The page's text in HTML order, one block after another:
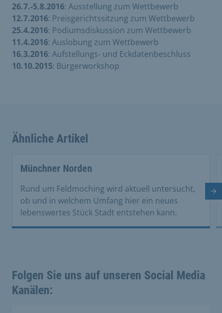
26.7.-5.8.2016: Ausstellung zum Wettbewerb
12.7.2016: Preisgerichtssitzung zum Wettbewerb
25.4.2016: Podiumsdiskussion zum Wettbewerb
11.4.2016: Auslobung zum Wettbewerb
16.3.2016: Aufstellungs- und Eckdatenbeschluss
10.10.2015: Bürgerworkshop
Ähnliche Artikel
Münchner Norden
Rund um Feldmoching wird aktuell untersucht,
ob und in welchem Umfang hier ein neues
lebenswertes Stück Stadt entstehen kann.
Folgen Sie uns auf unseren Social Media
Kanälen: